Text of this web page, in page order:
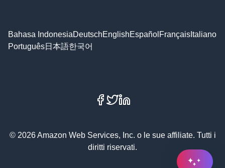
Bahasa IndonesiaDeutschEnglishEspañol Français Italiano
Português日本語한국어
Facebook
X
© 2026 Amazon Web Services, Inc. o le sue affiliate. Tutti i
diritti riservati.